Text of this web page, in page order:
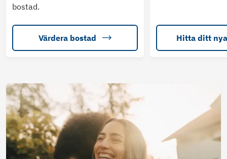
bostad.
Värdera bostad Hitta ditt